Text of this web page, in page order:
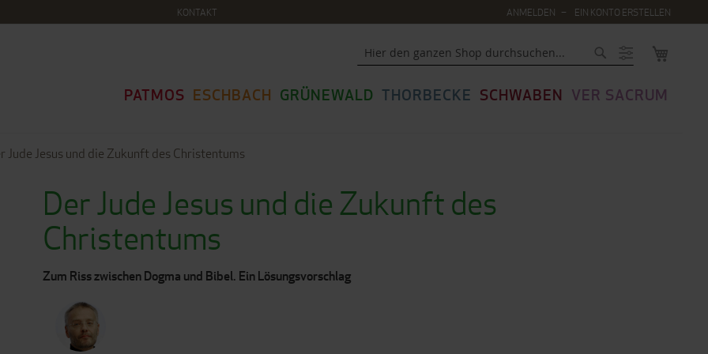
KONTAKT ANMELDEN EIN KONTO ERSTELLEN
PATMOS ESCHBACH GRÜNEWALD THORBECKE SCHWABEN VER SACRUM
Jude Jesus und die Zukunft des Christentums
Der Jude Jesus und die Zukunft des
Christentums
Zum Riss zwischen Dogma und Bibel. Ein Lösungsvorschlag